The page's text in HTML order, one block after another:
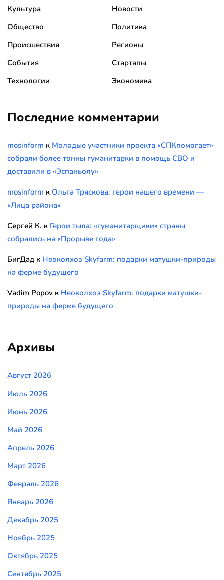
Культура
Новости
Общество
Политика
Происшествия
Регионы
События
Стартапы
Технологии
Экономика
Последние комментарии
mosinform к Молодые участники проекта «СПКпомогает»
собрали более тонны гуманитарки в помощь СВО и
доставили в «Эспаньолу»
mosinform к Ольга Тряскова: герои нашего времени —
«Лица района»
Сергей К. к Герои тыла: «гуманитарщики» страны
собрались на «Прорыве года»
БигДад к Неоколхоз Skyfarm: подарки матушки-природы
на ферме будущего
Vadim Popov к Неоколхоз Skyfarm: подарки матушки-
природы на ферме будущего
Архивы
Август 2026
Июль 2026
Июнь 2026
Май 2026
Апрель 2026
Март 2026
Февраль 2026
Январь 2026
Декабрь 2025
Ноябрь 2025
Октябрь 2025
Сентябрь 2025